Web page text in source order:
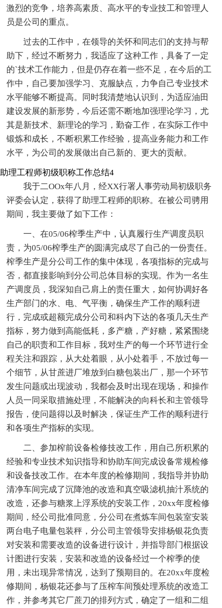
激烈的竞争，培养高素质、高水平的专业技工和管理人
员是公司的重点。
过去的工作中，在领导的关怀和同志们的支持与帮
助下，经过不断努力，我适应了这种工作，具备了一定
的`技术工作能力，但是仍存在着一些不足，在今后的工
作中，自己要加强学习、克服缺点，力争自己专业技术
水平能够不断提高。同时我清楚地认识到，为适应油田
建设发展的新形势，今后还需不断地加强理论学习，尤
其是新技术、新理论的学习，勤奋工作，在实际工作中
锻炼和成长，不断积累工作经验，提高业务能力和工作
水平，为公司的发展做出自己新的、更大的贡献。
助理工程师初级职称工作总结4
我于二OOx年八月，经XX行署人事劳动局初级职务
评委会认定，获得了助理工程师的职称。在被公司骋用
期间，我主要做了如下工作：
一、在05/06榨季生产中，认真履行生产调度员职
责，为05/06榨季生产的圆满完成尽了自己的一份责任。
榨季生产是分公司工作的集中体现，各项指标的完成与
否，都直接影响到分公司总体目标的实现。作为一名生
产调度员，我深知自己肩上的责任重大，如何协调好各
生产部门的水、电、气平衡，确保生产工作的顺利进
行，完成或超额完成分公司和科内下达的各项几天生产
指标，努力做到高能低耗，多产糖，产好糖，紧紧围绕
自己的职责和工作目标，我对生产的每一个环节进行全
程关注和跟踪，从大处着眼，从小处着手，不放过每一
个细节，从甘蔗进厂堆放到白糖包装出厂，那一个环节
发生问题或出现波动，我都会及时出现在现场，和操作
人员一同采取措施处理，不能解决的向科长和主管领导
报告，使问题得以及时解决，保证生产工作的顺利进行
和各项生产指标的实现。
二、参加榨前设备检修技改工作，用自己所积累的
经验和专业技术知识指导和协助车间完成设备常规检修
和设备技改工作。在本年度的检修期间，我指导并协助
清净车间完成了沉降池的改造和真空吸滤机抽汁系统的
改造，还参与糖浆上浮系统的安装工作，20xx年度检修
期间，经公司批准同意，分公司在煮炼车间包装室安装
两台电子电量包装秤，分公司主管领导安排杨银花负责
对安装和需要改造的设备进行设计，并指导部门根据设
计图进行安装，安装和改造的设备经过一个榨季的使
用，未出现异常情况，达到了预期目的。在20xx年度检
修期间，杨银花还参与了压榨车间预处理系统的改造工
作，并参考其它厂蔗刀的排列方式，确定了一组和二组